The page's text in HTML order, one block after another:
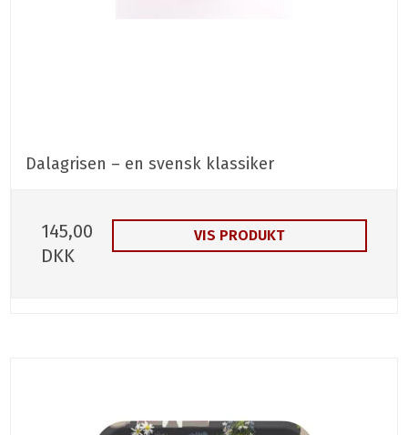
Dalagrisen – en svensk klassiker
145,00
DKK
VIS PRODUKT